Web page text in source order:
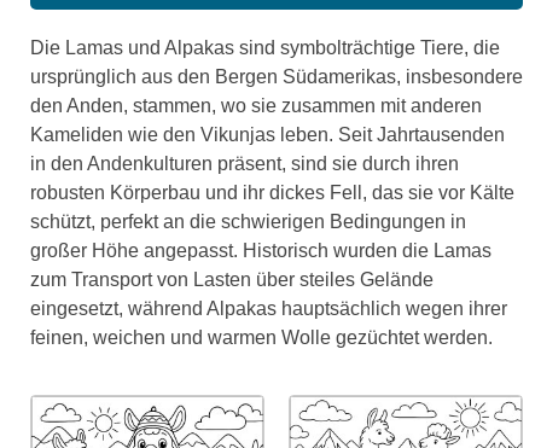
Die Lamas und Alpakas sind symbolträchtige Tiere, die
ursprünglich aus den Bergen Südamerikas, insbesondere
den Anden, stammen, wo sie zusammen mit anderen
Kameliden wie den Vikunjas leben. Seit Jahrtausenden
in den Andenkulturen präsent, sind sie durch ihren
robusten Körperbau und ihr dickes Fell, das sie vor Kälte
schützt, perfekt an die schwierigen Bedingungen in
großer Höhe angepasst. Historisch wurden die Lamas
zum Transport von Lasten über steiles Gelände
eingesetzt, während Alpakas hauptsächlich wegen ihrer
feinen, weichen und warmen Wolle gezüchtet werden.